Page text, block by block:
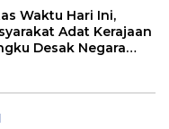
Waktu Hari Ini,
Adat Kerajaan
Desak Negara